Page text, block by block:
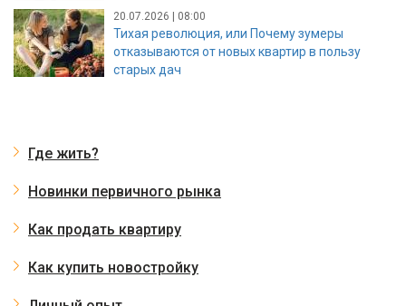
20.07.2026 | 08:00
Тихая революция, или Почему зумеры
отказываются от новых квартир в пользу
старых дач
Где жить?
Новинки первичного рынка
Как продать квартиру
Как купить новостройку